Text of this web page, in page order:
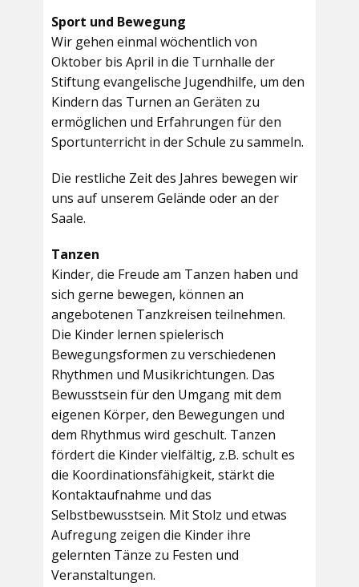
Sport und Bewegung
Wir gehen einmal wöchentlich von
Oktober bis April in die Turnhalle der
Stiftung evangelische Jugendhilfe, um den
Kindern das Turnen an Geräten zu
ermöglichen und Erfahrungen für den
Sportunterricht in der Schule zu sammeln.
Die restliche Zeit des Jahres bewegen wir
uns auf unserem Gelände oder an der
Saale.
Tanzen
Kinder, die Freude am Tanzen haben und
sich gerne bewegen, können an
angebotenen Tanzkreisen teilnehmen.
Die Kinder lernen spielerisch
Bewegungsformen zu verschiedenen
Rhythmen und Musikrichtungen. Das
Bewusstsein für den Umgang mit dem
eigenen Körper, den Bewegungen und
dem Rhythmus wird geschult. Tanzen
fördert die Kinder vielfältig, z.B. schult es
die Koordinationsfähigkeit, stärkt die
Kontaktaufnahme und das
Selbstbewusstsein. Mit Stolz und etwas
Aufregung zeigen die Kinder ihre
gelernten Tänze zu Festen und
Veranstaltungen.